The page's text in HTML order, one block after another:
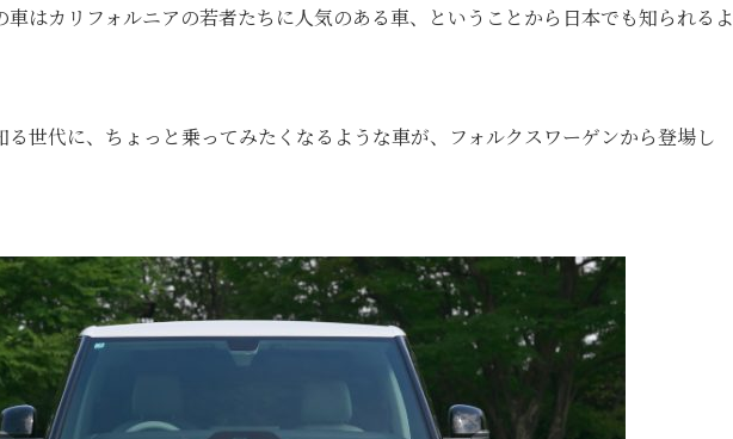
はカリフォルニアの若者たちに人気のある車、ということから日本でも知られるよ
る世代に、ちょっと乗ってみたくなるような車が、フォルクスワーゲンから登場し